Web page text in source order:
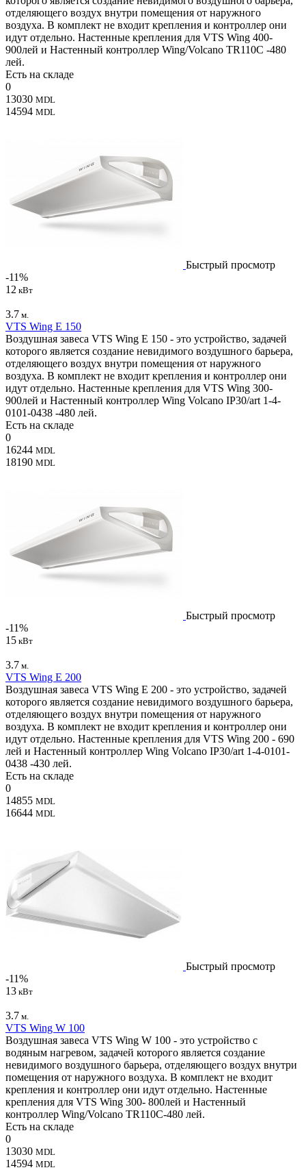
отделяющего воздух внутри помещения от наружного
воздуха. В комплект не входит крепления и контроллер они
идут отдельно. Настенные крепления для VTS Wing 400-
900лей и Настенный контроллер Wing/Volcano TR110C -480
лей.
Есть на складе
0
13030 MDL
14594 MDL
Быстрый просмотр
-11%
12 кВт
3.7 м.
VTS Wing E 150
Воздушная завеса VTS Wing E 150 - это устройство, задачей
которого является создание невидимого воздушного барьера,
отделяющего воздух внутри помещения от наружного
воздуха. В комплект не входит крепления и контроллер они
идут отдельно. Настенные крепления для VTS Wing 300-
900лей и Настенный контроллер Wing Volcano IP30/art 1-4-
0101-0438 -480 лей.
Есть на складе
0
16244 MDL
18190 MDL
Быстрый просмотр
-11%
15 кВт
3.7 м.
VTS Wing E 200
Воздушная завеса VTS Wing E 200 - это устройство, задачей
которого является создание невидимого воздушного барьера,
отделяющего воздух внутри помещения от наружного
воздуха. В комплект не входит крепления и контроллер они
идут отдельно. Настенные крепления для VTS Wing 200 - 690
лей и Настенный контроллер Wing Volcano IP30/art 1-4-0101-
0438 -430 лей.
Есть на складе
0
14855 MDL
16644 MDL
Быстрый просмотр
-11%
13 кВт
3.7 м.
VTS Wing W 100
Воздушная завеса VTS Wing W 100 - это устройство с
водяным нагревом, задачей которого является создание
невидимого воздушного барьера, отделяющего воздух внутри
помещения от наружного воздуха. В комплект не входит
крепления и контроллер они идут отдельно. Настенные
крепления для VTS Wing 300- 800лей и Настенный
контроллер Wing/Volcano TR110C-480 лей.
Есть на складе
0
13030 MDL
14594 MDL